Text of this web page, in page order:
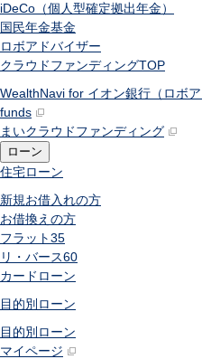
iDeCo（個人型確定拠出年金）
国民年金基金
ロボアドバイザー
クラウドファンディングTOP
WealthNavi for イオン銀行（ロボア
funds
まいクラウドファンディング
ローン
住宅ローン
新規お借入れの方
お借換えの方
フラット35
リ・バース60
カードローン
目的別ローン
目的別ローン
マイページ